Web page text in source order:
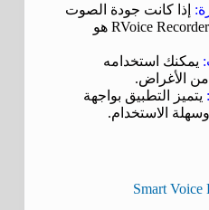
إذا كانت جودة الصوت
هي أولويتك، فإن RVoice Recorder هو
يمكنك استخدامه
الأغراض.
يتميز التطبيق بواجهة
الاستخدام.